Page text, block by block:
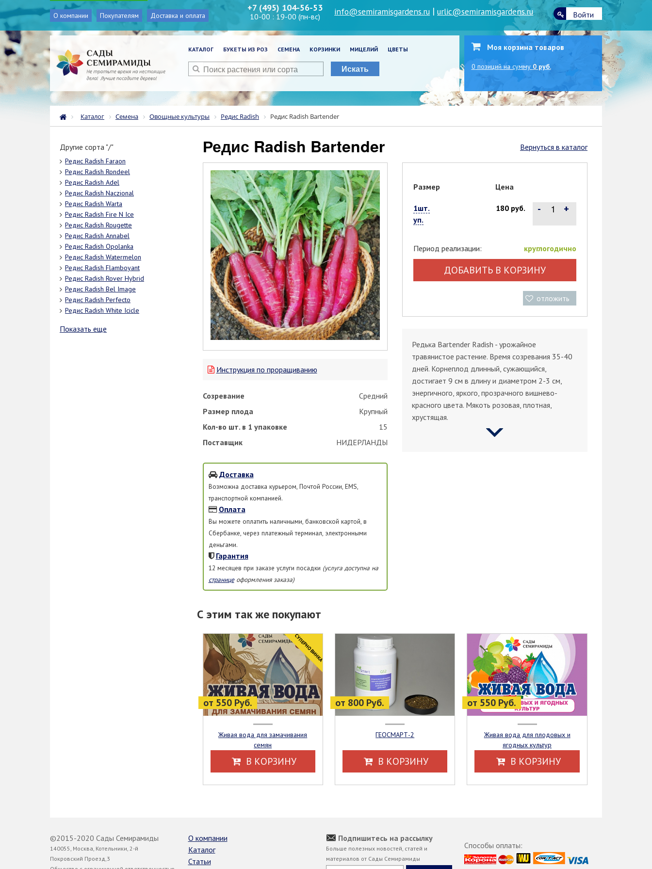
О компании Покупателям Доставка и оплата
+7 (495) 104-56-53
10-00 : 19-00 (пн-вс) info@semiramisgardens.ru |urlic@semiramisgardens.ru Войти
КАТАЛОГ БУКЕТЫ ИЗ РОЗ СЕМЕНА КОРЗИНКИ МИЦЕЛИЙ ЦВЕТЫ
Искать
Моя корзина товаров
0 позиций на сумму 0 руб.
Каталог Семена Овощные культуры Редис Radish Редис Radish Bartender
Другие сорта "/"
Редис Radish Faraon
Редис Radish Rondeel
Редис Radish Adel
Редис Radish Naczional
Редис Radish Warta
Редис Radish Fire N Ice
Редис Radish Rougette
Редис Radish Annabel
Редис Radish Opolanka
Редис Radish Watermelon
Редис Radish Flamboyant
Редис Radish Rover Hybrid
Редис Radish Bel Image
Редис Radish Perfecto
Редис Radish White Icicle
Показать еще
Вернуться в каталог
Редис Radish Bartender
Инструкция по проращиванию
Созревание
Средний
Размер плода
Крупный
Кол-во шт. в 1 упаковке
15
Поставщик
НИДЕРЛАНДЫ
Доставка
Возможна доставка курьером, Почтой России, EMS,
транспортной компанией.
Оплата
Вы можете оплатить наличными, банковской картой, в
Сбербанке, через платежный терминал, электронными
деньгами.
Гарантия
12 месяцев при заказе услуги посадки (услуга доступна на
страницеоформления заказа)
Размер Цена
1шт.
уп.
180 руб. - +
Период реализации: круглогодично
ДОБАВИТЬ В КОРЗИНУ
отложить
Редька Bartender Radish - урожайное
травянистое растение. Время созревания 35-40
дней. Корнеплод длинный, сужающийся,
достигает 9 см в длину и диаметром 2-3 см,
энергичного, яркого, прозрачного вишнево-
красного цвета. Мякоть розовая, плотная,
хрустящая.
С этим так же покупают
от 550 Руб.
CУПЕРНОВИНКА
Живая вода для замачивания
семян
В КОРЗИНУ
от 800 Руб.
ГЕОСМАРТ-2
В КОРЗИНУ
от 550 Руб.
Живая вода для плодовых и
ягодных культур
В КОРЗИНУ
©2015-2020 Сады Семирамиды
140055, Москва, Котельники, 2-й
Покровский Проезд,3
О компании
Каталог
Статьи
Подпишитесь на рассылку
Больше полезных новостей, статей и
материалов от Сады Семирамиды
Способы оплаты: